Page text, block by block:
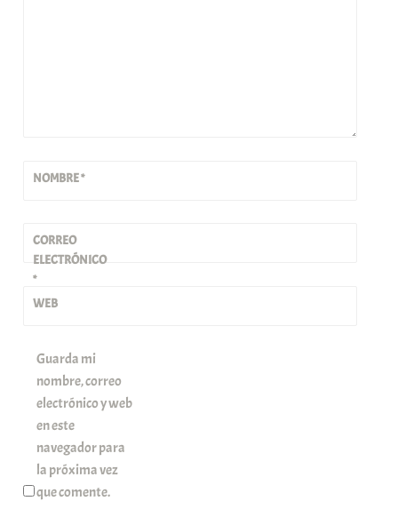
NOMBRE*
CORREO
ELECTRÓNICO
*
WEB
Guarda mi
nombre, correo
electrónico y web
en este
navegador para
la próxima vez
que comente.